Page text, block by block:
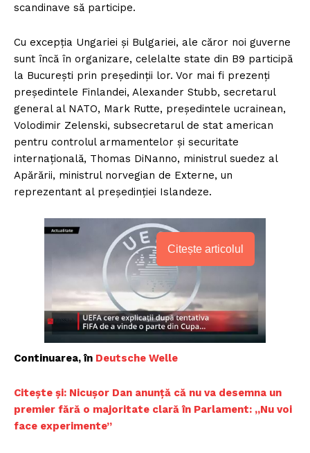
scandinave să participe.
Cu excepția Ungariei și Bulgariei, ale căror noi guverne
sunt încă în organizare, celelalte state din B9 participă
la București prin președinții lor. Vor mai fi prezenți
președintele Finlandei, Alexander Stubb, secretarul
general al NATO, Mark Rutte, președintele ucrainean,
Volodimir Zelenski, subsecretarul de stat american
pentru controlul armamentelor și securitate
internațională, Thomas DiNanno, ministrul suedez al
Apărării, ministrul norvegian de Externe, un
reprezentant al președinției Islandeze.
Citește articolul
Continuarea, în Deutsche Welle
Citește și: Nicușor Dan anunță că nu va desemna un
premier fără o majoritate clară în Parlament: „Nu voi
face experimente”